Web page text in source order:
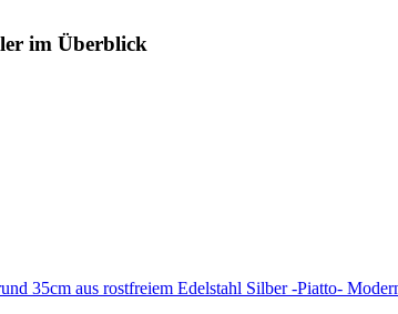
im Überblick
35cm aus rostfreiem Edelstahl Silber -Piatto-